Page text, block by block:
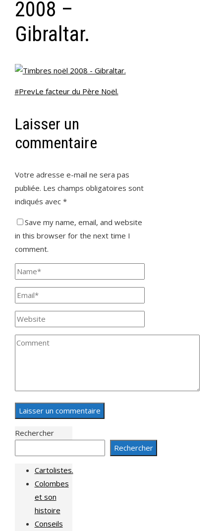
2008 –
Gibraltar.
PrevLe facteur du Père Noël.
Laisser un
commentaire
Votre adresse e-mail ne sera pas
publiée. Les champs obligatoires sont
indiqués avec *
Save my name, email, and website
in this browser for the next time I
comment.
Rechercher
Rechercher
Cartolistes.
Colombes
et son
histoire
Conseils